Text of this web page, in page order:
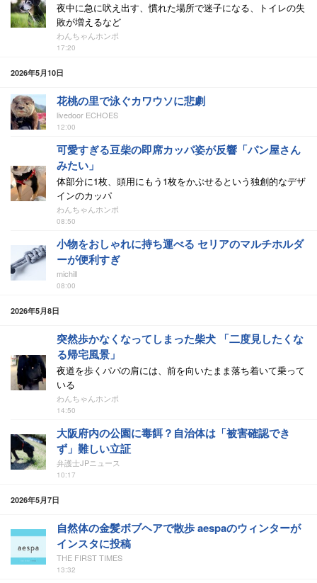
夜中に急に吠え出す、慣れた場所で迷子になる、トイレの失
敗が増えるなど
わんちゃんホンポ
17:20
2026年5月10日
花桃の里で泳ぐカワウソに悲劇
livedoor ECHOES
12:00
可愛すぎる豆柴の即席カッパ姿が反響「パン屋さん
みたい」
体部分に1枚、頭用にもう1枚をかぶせるという独創的なデザ
インのカッパ
わんちゃんホンポ
08:50
小物をおしゃれに持ち運べる セリアのマルチホルダ
ーが便利すぎ
michill
08:00
2026年5月8日
突然歩かなくなってしまった柴犬 「二度見したくな
る帰宅風景」
夜道を歩くパパの肩には、前を向いたまま落ち着いて乗って
いる
わんちゃんホンポ
14:50
大阪府内の公園に毒餌？自治体は「被害確認でき
ず」難しい立証
弁護士JPニュース
10:17
2026年5月7日
自然体の金髪ボブヘアで散歩 aespaのウィンターが
インスタに投稿
THE FIRST TIMES
13:32